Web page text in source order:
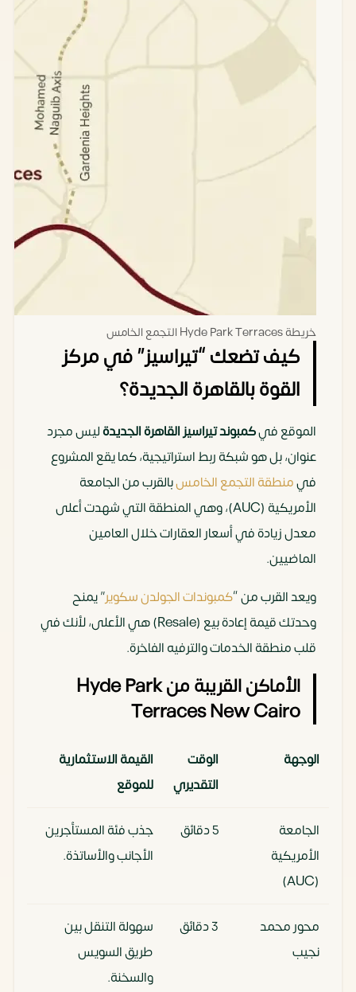
توين
22,000,000
جنيه مصري
195متر
24,000,000
جنيه مصري
5 حمام _
5 حمام
43,000,000
جنيه مصري
الون
5 حمام _
5 حمام
خريطة Hyde Park Terraces التجمع الخامس
كيف تضعك “تيراسيز” في مركز
القوة بالقاهرة الجديدة؟
الموقع فيكمبوند تيراسيز القاهرة الجديدةليس مجرد
عنوان، بل هو شبكة ربط استراتيجية، كما يقع المشروع
فيمنطقة التجمع الخامسبالقرب من الجامعة
الأمريكية (AUC)، وهي المنطقة التي شهدت أعلى
معدل زيادة في أسعار العقارات خلال العامين
الماضيين.
ويعد القرب من “كمبوندات الجولدن سكوير” يمنح
وحدتك قيمة إعادة بيع (Resale) هي الأعلى، لأنك في
قلب منطقة الخدمات والترفيه الفاخرة.
الأماكن القريبة من Hyde Park
Terraces New Cairo
الوجهة
الوقت
التقديري
القيمة الاستثمارية
للموقع
الجامعة
الأمريكية
(AUC)
5 دقائق
جذب فئة المستأجرين
الأجانب والأساتذة.
محور محمد
نجيب
3 دقائق
سهولة التنقل بين
طريق السويس
والسخنة.